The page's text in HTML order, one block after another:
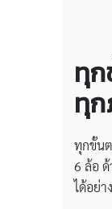
ทุ
ทุก
ทุกขั้น
6 ล้อ
ได้อย่